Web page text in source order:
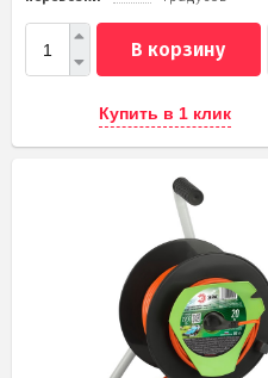
В корзину
Купить в 1 клик